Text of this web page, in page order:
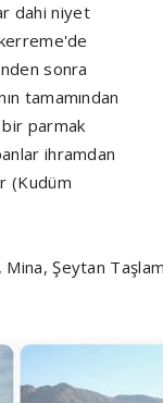
dahi niyet
sonra
tamamından
bir parmak
ihramdan
(Kudüm
Şeytan